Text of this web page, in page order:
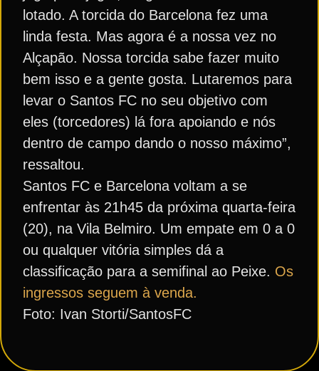
lotado. A torcida do Barcelona fez uma
linda festa. Mas agora é a nossa vez no
Alçapão. Nossa torcida sabe fazer muito
bem isso e a gente gosta. Lutaremos para
levar o Santos FC no seu objetivo com
eles (torcedores) lá fora apoiando e nós
dentro de campo dando o nosso máximo”,
ressaltou.
Santos FC e Barcelona voltam a se
enfrentar às 21h45 da próxima quarta-feira
(20), na Vila Belmiro. Um empate em 0 a 0
ou qualquer vitória simples dá a
classificação para a semifinal ao Peixe. Os
ingressos seguem à venda.
Foto: Ivan Storti/SantosFC